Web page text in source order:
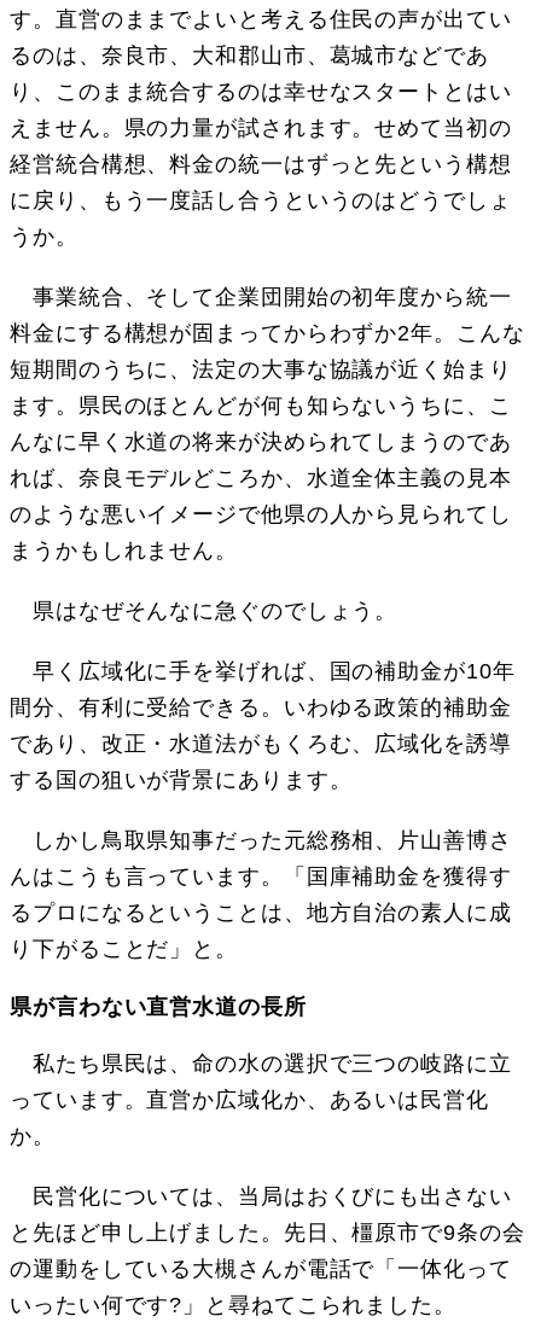
す。直営のままでよいと考える住民の声が出てい
るのは、奈良市、大和郡山市、葛城市などであ
り、このまま統合するのは幸せなスタートとはい
えません。県の力量が試されます。せめて当初の
経営統合構想、料金の統一はずっと先という構想
に戻り、もう一度話し合うというのはどうでしょ
うか。
事業統合、そして企業団開始の初年度から統一
料金にする構想が固まってからわずか2年。こんな
短期間のうちに、法定の大事な協議が近く始まり
ます。県民のほとんどが何も知らないうちに、こ
んなに早く水道の将来が決められてしまうのであ
れば、奈良モデルどころか、水道全体主義の見本
のような悪いイメージで他県の人から見られてし
まうかもしれません。
県はなぜそんなに急ぐのでしょう。
早く広域化に手を挙げれば、国の補助金が10年
間分、有利に受給できる。いわゆる政策的補助金
であり、改正・水道法がもくろむ、広域化を誘導
する国の狙いが背景にあります。
しかし鳥取県知事だった元総務相、片山善博さ
んはこうも言っています。「国庫補助金を獲得す
るプロになるということは、地方自治の素人に成
り下がることだ」と。
県が言わない直営水道の長所
私たち県民は、命の水の選択で三つの岐路に立
っています。直営か広域化か、あるいは民営化
か。
民営化については、当局はおくびにも出さない
と先ほど申し上げました。先日、橿原市で9条の会
の運動をしている大槻さんが電話で「一体化って
いったい何です?」と尋ねてこられました。